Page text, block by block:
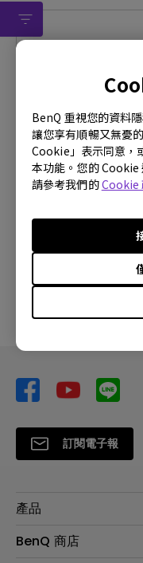
BenQ 重視您的資料
讓您享有順暢又無憂
Cookie」表示同意，
本功能。您的 Cookie
請參考我們的Cookie
OS Version:
版本:MP
更新:2010/09/14
檔案大小:9.6 KB
使用上述任何軟體，
授權協議》條款。
訂閱電子報
產品
大型液晶
BenQ 商店